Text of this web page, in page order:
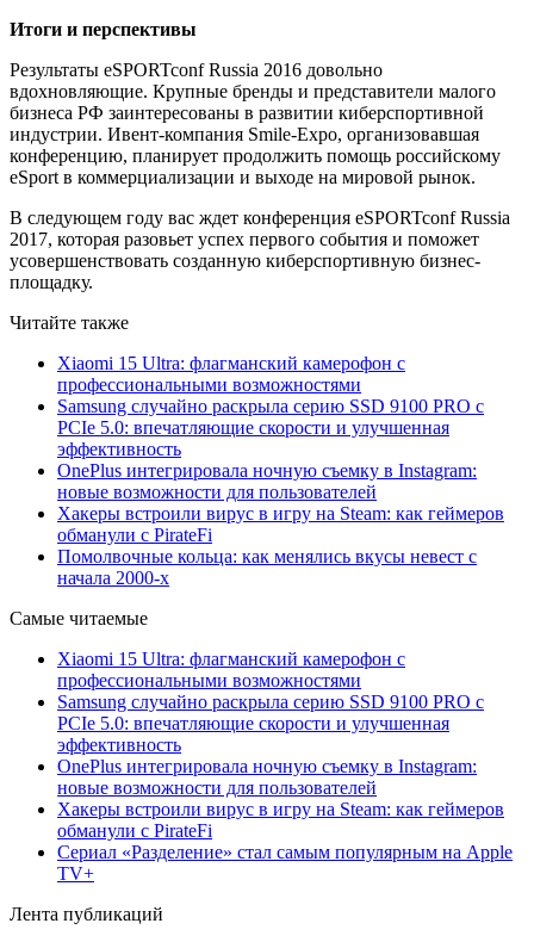
Итоги и перспективы
Результаты eSPORTconf Russia 2016 довольно
вдохновляющие. Крупные бренды и представители малого
бизнеса РФ заинтересованы в развитии киберспортивной
индустрии. Ивент-компания Smile-Expo, организовавшая
конференцию, планирует продолжить помощь российскому
eSport в коммерциализации и выходе на мировой рынок.
В следующем году вас ждет конференция eSPORTconf Russia
2017, которая разовьет успех первого события и поможет
усовершенствовать созданную киберспортивную бизнес-
площадку.
Читайте также
Xiaomi 15 Ultra: флагманский камерофон с
профессиональными возможностями
Samsung случайно раскрыла серию SSD 9100 PRO с
PCIe 5.0: впечатляющие скорости и улучшенная
эффективность
OnePlus интегрировала ночную съемку в Instagram:
новые возможности для пользователей
Хакеры встроили вирус в игру на Steam: как геймеров
обманули с PirateFi
Помолвочные кольца: как менялись вкусы невест с
начала 2000-х
Самые читаемые
Xiaomi 15 Ultra: флагманский камерофон с
профессиональными возможностями
Samsung случайно раскрыла серию SSD 9100 PRO с
PCIe 5.0: впечатляющие скорости и улучшенная
эффективность
OnePlus интегрировала ночную съемку в Instagram:
новые возможности для пользователей
Хакеры встроили вирус в игру на Steam: как геймеров
обманули с PirateFi
Сериал «Разделение» стал самым популярным на Apple
TV+
Лента публикаций